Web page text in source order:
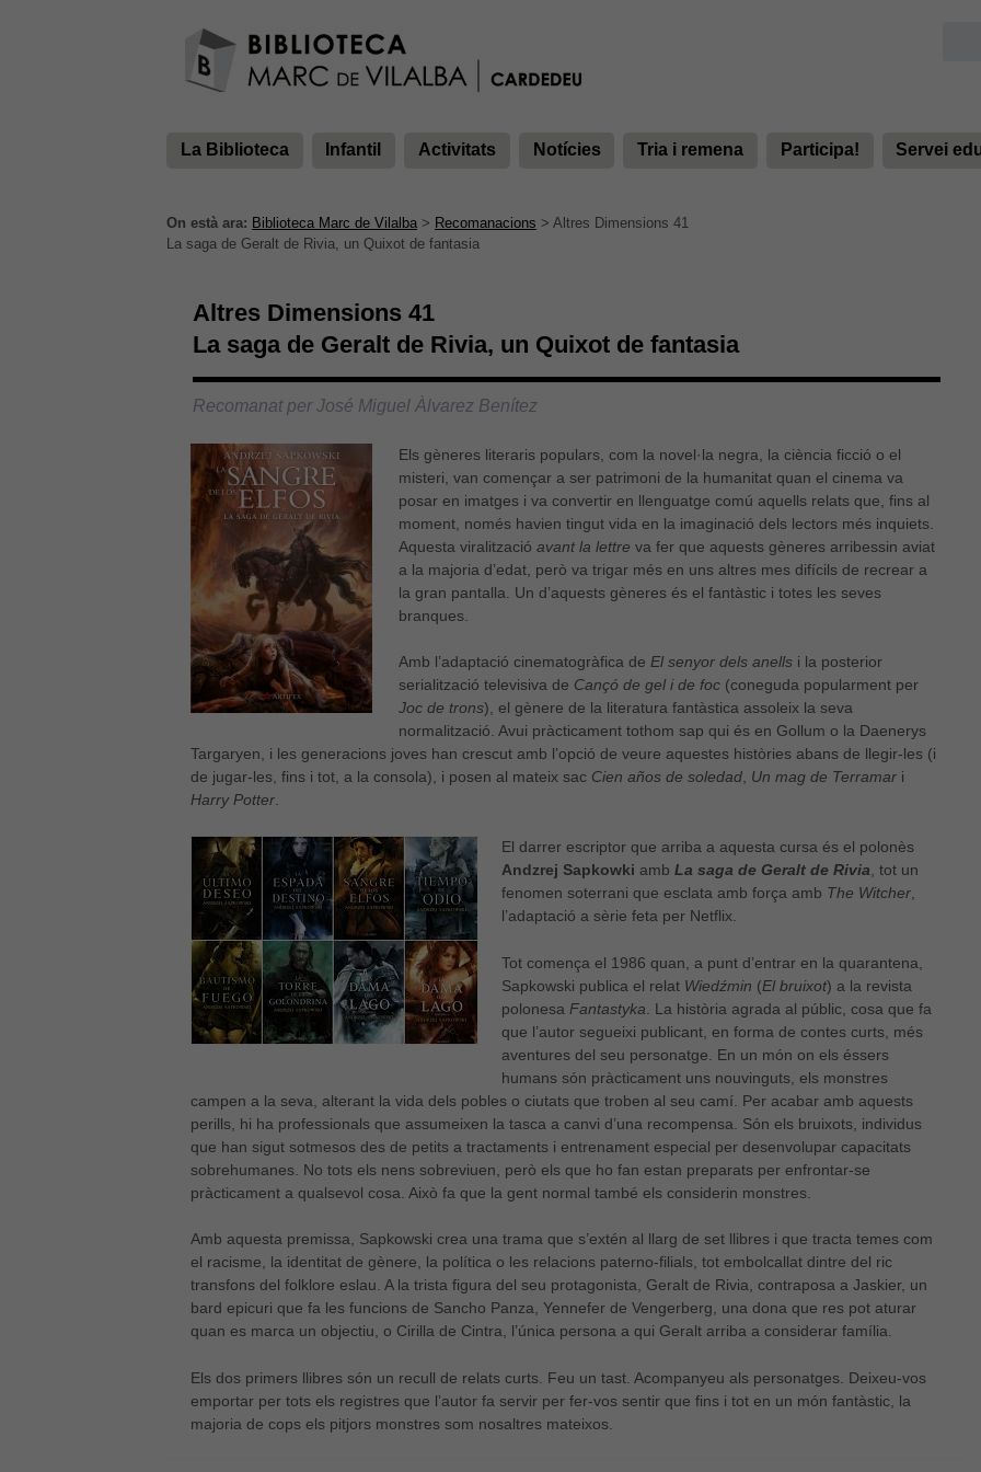
La Biblioteca Infantil Activitats Notícies Tria i remena Participa! Servei
On està ara: Biblioteca Marc de Vilalba > Recomanacions > Altres Dimensions 41
La saga de Geralt de Rivia, un Quixot de fantasia
Altres Dimensions 41
La saga de Geralt de Rivia, un Quixot de fantasia
Recomanat per José Miguel Àlvarez Benítez
Els gèneres literaris populars, com la novel·la negra, la ciència ficció o el
misteri, van començar a ser patrimoni de la humanitat quan el cinema va
posar en imatges i va convertir en llenguatge comú aquells relats que, fins al
moment, només havien tingut vida en la imaginació dels lectors més inquiets.
Aquesta viralització avant la lettre va fer que aquests gèneres arribessin aviat
a la majoria d’edat, però va trigar més en uns altres mes difícils de recrear a
la gran pantalla. Un d’aquests gèneres és el fantàstic i totes les seves
branques.
Amb l’adaptació cinematogràfica de El senyor dels anellsi la posterior
serialització televisiva de Cançó de gel i de foc(coneguda popularment per
Joc de trons), el gènere de la literatura fantàstica assoleix la seva
normalització. Avui pràcticament tothom sap qui és en Gollum o la Daenerys
Targaryen, i les generacions joves han crescut amb l’opció de veure aquestes històries abans de llegir-les (i
de jugar-les, fins i tot, a la consola), i posen al mateix sac Cien años de soledad, Un mag de Terramari
Harry Potter.
El darrer escriptor que arriba a aquesta cursa és el polonès
Andzrej Sapkowki ambLa saga de Geralt de Rivia , tot un
fenomen soterrani que esclata amb força amb The Witcher
l’adaptació a sèrie feta per Netflix.
Tot comença el 1986 quan, a punt d’entrar en la quarantena,
Sapkowski publica el relat Wiedźmin (El bruixot) a la revista
polonesa Fantastyka . La història agrada al públic, cosa que fa
que l’autor segueixi publicant, en forma de contes curts, més
aventures del seu personatge. En un món on els éssers
humans són pràcticament uns nouvinguts, els monstres
campen a la seva, alterant la vida dels pobles o ciutats que troben al seu camí. Per acabar amb aquests
perills, hi ha professionals que assumeixen la tasca a canvi d’una recompensa. Són els bruixots, individus
que han sigut sotmesos des de petits a tractaments i entrenament especial per desenvolupar capacitats
sobrehumanes. No tots els nens sobreviuen, però els que ho fan estan preparats per enfrontar-se
pràcticament a qualsevol cosa. Això fa que la gent normal també els considerin monstres.
Amb aquesta premissa, Sapkowski crea una trama que s’extén al llarg de set llibres i que tracta temes com
el racisme, la identitat de gènere, la política o les relacions paterno-filials, tot embolcallat dintre del ric
transfons del folklore eslau. A la trista figura del seu protagonista, Geralt de Rivia, contraposa a Jaskier, un
bard epicuri que fa les funcions de Sancho Panza, Yennefer de Vengerberg, una dona que res pot aturar
quan es marca un objectiu, o Cirilla de Cintra, l’única persona a qui Geralt arriba a considerar família.
Els dos primers llibres són un recull de relats curts. Feu un tast. Acompanyeu als personatges. Deixeu-vos
emportar per tots els registres que l’autor fa servir per fer-vos sentir que fins i tot en un món fantàstic, la
majoria de cops els pitjors monstres som nosaltres mateixos.
Necessàries
Aquestes